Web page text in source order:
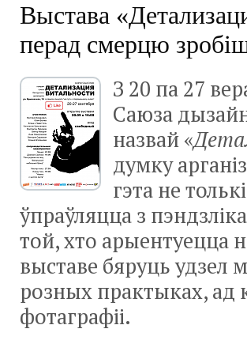
Выстава
перад смерцю
З 20 па 27
Саюза
назвай «
думку
гэта не
ўпраўляцца з
той, хто арыентуецца
выставе бяруць удзел
розных практыках, ад
фотаграфіі.